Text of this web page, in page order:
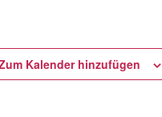
Kalender hinzufügen